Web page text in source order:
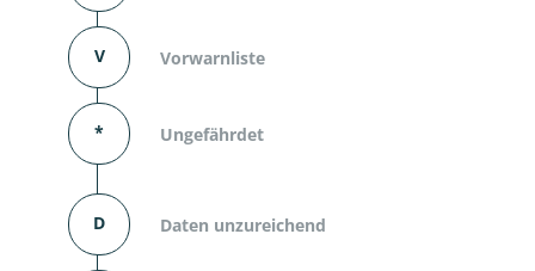
V Vorwarnliste
* Ungefährdet
D Daten unzureichend